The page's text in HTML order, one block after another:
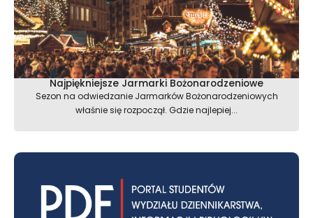
Najpiękniejsze Jarmarki Bożonarodzeniowe
Sezon na odwiedzanie Jarmarków Bożonarodzeniowych
właśnie się rozpoczął. Gdzie najlepiej...